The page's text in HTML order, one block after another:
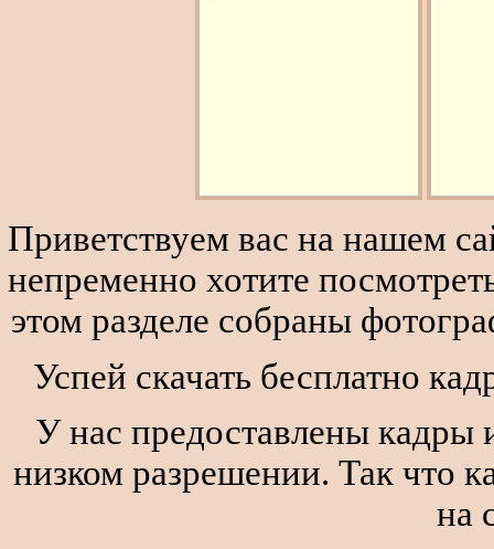
Приветствуем вас на нашем
непременно хотите
этом разделе собраны
Успей скачать бесплатно
У нас предоставлены кадры
низком разрешении. Так что
на